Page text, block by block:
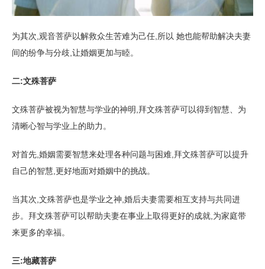
为其次,观音菩萨以解救众生苦难为己任,所以 她也能帮助解决夫妻
间的纷争与分歧,让婚姻更加与睦。
二:文殊菩萨
文殊菩萨被视为智慧与学业的神明,拜文殊菩萨可以得到智慧、为
清晰心智与学业上的助力。
对首先,婚姻需要智慧来处理各种问题与困难,拜文殊菩萨可以提升
自己的智慧,更好地面对婚姻中的挑战。
当其次,文殊菩萨也是学业之神,婚后夫妻需要相互支持与共同进
步。拜文殊菩萨可以帮助夫妻在事业上取得更好的成就,为家庭带
来更多的幸福。
三:地藏菩萨